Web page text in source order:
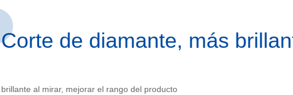
Corte de diamante, más
brillante al mirar, mejorar el rango del producto